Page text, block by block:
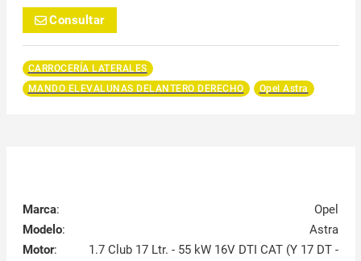
Consultar
CARROCERÍA LATERALES
MANDO ELEVALUNAS DELANTERO DERECHO
Opel Astra
Marca:
Opel
Modelo:
Astra
Motor:
1.7 Club 17 Ltr. - 55 kW 16V DTI CAT (Y 17 DT -